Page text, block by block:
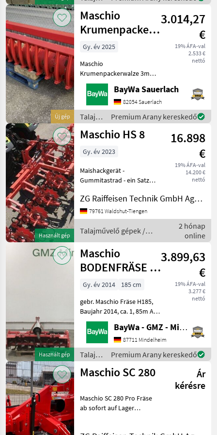
über WhatsApp erreichbar:
0049
gépek /
Maschio
Új gép
Maschio
Krumenpackerwalze
3m zu DM/DC
3.014,27
€
19% ÁFA-val
2.533 €
nettó
Gy. év 2025
Maschio
Krumenpackerwalze 3m
Arbeitsbreite passend zu
Maschio DM/DC (3m
Kreiselegge) Talajművelő
gépek Egyéb talajművelő
gépek
BayWa Sauerlach
82054 Sauerlach
Talajművelő
gépek /
Maschio
Premium Arany kereskedő
Használt gép
Maschio HS 8
16.898
€
19% ÁFA-val
14.200 €
nettó
Gy. év 2023
Maishackgerät -
Gummitastrad - ein Satz
Frontanbau bock HS mit
Kompaktrahmen - mit
verlängerter
Unterlenkeraufnahme -
ZG Raiffeisen Technik GmbH Agrartechnik Tiengen
79761 Waldshut-Tiengen
Talajművelő gépek /
Maschio
2 hónap
online
Használt gép
Maschio
BODENFRÄSE H-
185
3.899,63
€
19% ÁFA-val
3.277 €
nettó
Gy. év 2014
185 cm
gebr. Maschio Fräse H185,
Baujahr 2014, ca. 1, 85m AB,
robuster Rahmen,
Tiefenverstellung über
Zahnstangenkufen, max.
Arbeitstiefe 22cm,
Rückblech über federneinz
BayWa - GMZ - Mindelheim
87711 Mindelheim
Talajművelő
gépek /
Maschio
Premium Arany kereskedő
Maschio SC 280
Ár
kérésre
Maschio SC 280 Pro Fräse
ab sofort auf Lager